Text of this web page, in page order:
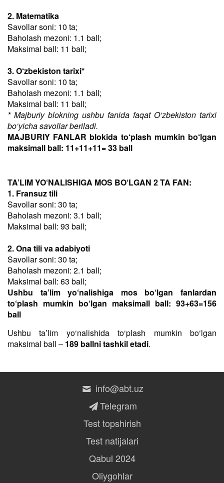
2. Matematika
Savollar soni: 10 ta;
Baholash mezoni: 1.1 ball;
Maksimal ball: 11 ball;
3. O‘zbekiston tarixi*
Savollar soni: 10 ta;
Baholash mezoni: 1.1 ball;
Maksimal ball: 11 ball;
* Majburiy blokning ushbu fanida faqat O‘zbekiston tarixi
bo‘yicha savollar beriladi.
MAJBURIY FANLAR blokida to‘plash mumkin bo‘lgan
maksimall ball: 11+11+11= 33 ball
TA’LIM YO‘NALISHIGA MOS BO‘LGAN 2 TA FAN:
1. Fransuz tili
Savollar soni: 30 ta;
Baholash mezoni: 3.1 ball;
Maksimal ball: 93 ball;
2. Ona tili va adabiyoti
Savollar soni: 30 ta;
Baholash mezoni: 2.1 ball;
Maksimal ball: 63 ball;
Ushbu ta’lim yo‘nalishiga mos bo‘lgan fanlardan
to‘plash mumkin bo‘lgan maksimall ball: 93+63=156
ball
Ushbu taʼlim yo‘nalishida to‘plash mumkin bo‘lgan
maksimal ball – 189 ballni tashkil etadi.
info@abt.uz
Telegram
Test topshirish
Test natijalari
Qabul 2024
Oliygohlar